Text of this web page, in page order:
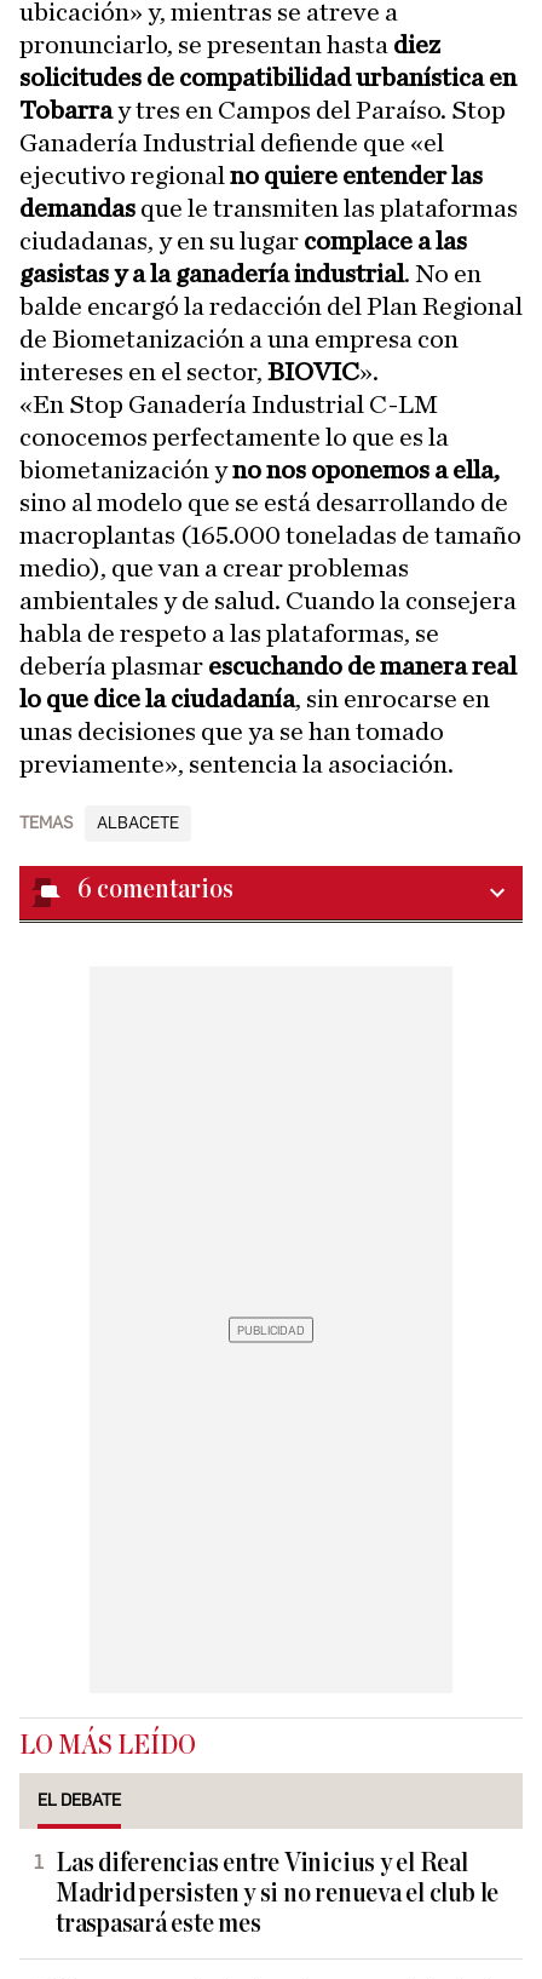
ubicación» y, mientras se atreve a
pronunciarlo, se presentan hasta diez
solicitudes de compatibilidad urbanística en
Tobarray tres en Campos del Paraíso. Stop
Ganadería Industrial defiende que «el
ejecutivo regional no quiere entender las
demandas que le transmiten las plataformas
ciudadanas, y en su lugar complace a las
gasistas y a la ganadería industrial. No en
balde encargó la redacción del Plan Regional
de Biometanización a una empresa con
intereses en el sector, BIOVIC».
«En Stop Ganadería Industrial C-LM
conocemos perfectamente lo que es la
biometanización yno nos oponemos a ella,
sino al modelo que se está desarrollando de
macroplantas (165.000 toneladas de tamaño
medio), que van a crear problemas
ambientales y de salud. Cuando la consejera
habla de respeto a las plataformas, se
debería plasmar escuchando de manera real
lo que dice la ciudadanía, sin enrocarse en
unas decisiones que ya se han tomado
previamente», sentencia la asociación.
TEMAS ALBACETE
6 comentarios
LO MÁS LEÍDO
EL DEBATE
Las diferencias entre Vinicius y el Real
Madrid persisten y si no renueva el club le
traspasará este mes